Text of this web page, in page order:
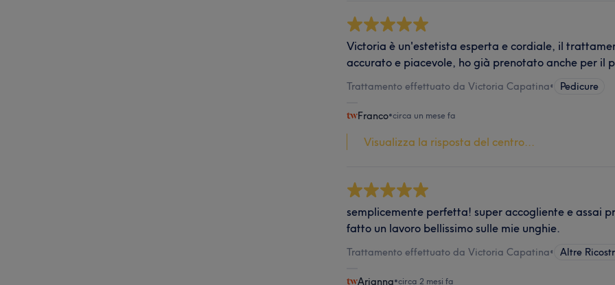
Victoria è un'estetista esperta e cordiale, il
accurato e piacevole, ho già prenotato anche per il
Trattamento effettuato da Victoria Capatina• Pedicure
Franco•circa un mese fa
Visualizza la risposta del centro...
semplicemente perfetta! super accogliente e assai
fatto un lavoro bellissimo sulle mie unghie.
Trattamento effettuato da Victoria Capatina• Altre
Arianna•circa 2 mesi fa